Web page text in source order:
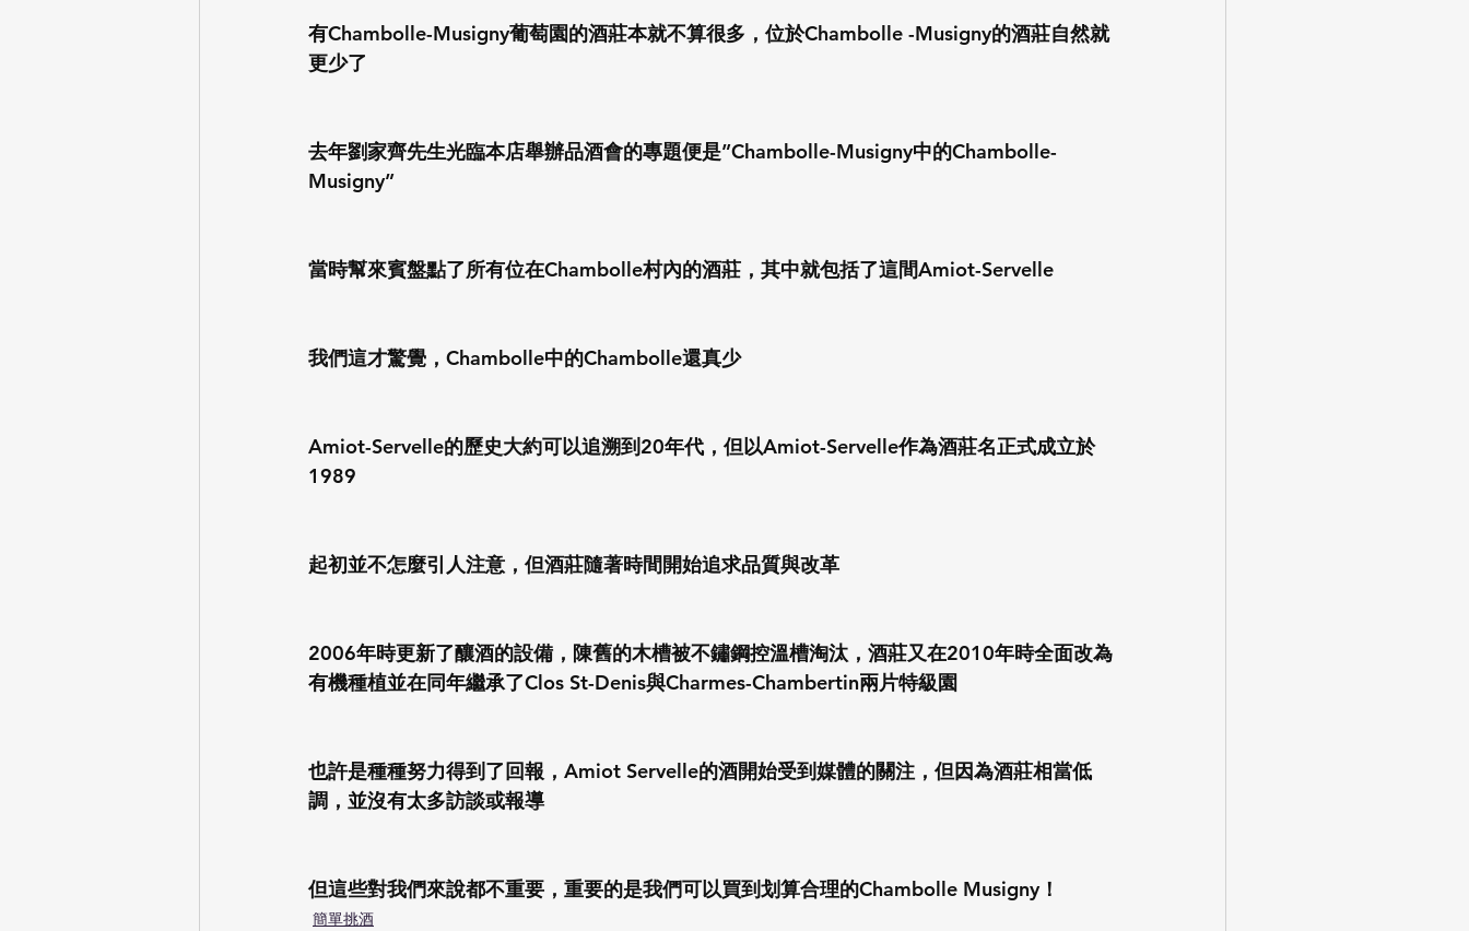
有Chambolle-Musigny葡萄園的酒莊本就不算很多，位於Chambolle -Musigny的酒莊自然就
更少了
去年劉家齊先生光臨本店舉辦品酒會的專題便是”Chambolle-Musigny中的Chambolle-
Musigny”
當時幫來賓盤點了所有位在Chambolle村內的酒莊，其中就包括了這間Amiot-Servelle
我們這才驚覺，Chambolle中的Chambolle還真少
Amiot-Servelle的歷史大約可以追溯到20年代，但以Amiot-Servelle作為酒莊名正式成立於
1989
起初並不怎麼引人注意，但酒莊隨著時間開始追求品質與改革
2006年時更新了釀酒的設備，陳舊的木槽被不鏽鋼控溫槽淘汰，酒莊又在2010年時全面改為
有機種植並在同年繼承了Clos St-Denis與Charmes-Chambertin兩片特級園
也許是種種努力得到了回報，Amiot Servelle的酒開始受到媒體的關注，但因為酒莊相當低
調，並沒有太多訪談或報導
但這些對我們來說都不重要，重要的是我們可以買到划算合理的Chambolle Musigny！
簡單挑酒